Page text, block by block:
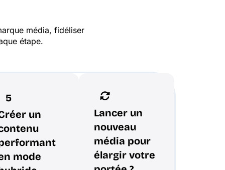
média, fidéliser
étape.
5
un
mode
Lancer un
nouveau
média pour
élargir votre